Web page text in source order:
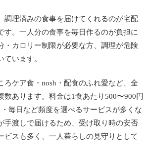
調理済みの食事を届けてくれるのが宅配
す。一人分の食事を毎日作るのが負担に
・カロリー制限が必要な方、調理が危険
ています。
ろケア食・nosh・配食のふれ愛など、全
数あります。料金は1食あたり500〜900円
毎日など頻度を選べるサービスが多くな
手渡しで届けるため、受け取り時の安否
ビスも多く、一人暮らしの見守りとして